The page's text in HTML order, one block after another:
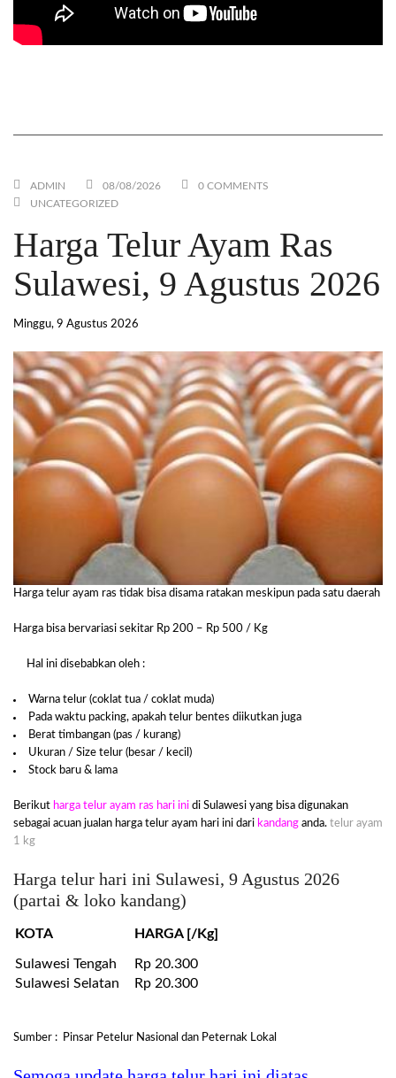
ADMIN 08/08/2026
0 COMMENTS
UNCATEGORIZED
Harga Telur Ayam Ras
Sulawesi, 9 Agustus 2026
Minggu, 9 Agustus 2026
Harga telur ayam ras tidak bisa disama ratakan meskipun pada satu daerah
Harga bisa bervariasi sekitar Rp 200 – Rp 500 / Kg
Hal ini disebabkan oleh :
Warna telur (coklat tua / coklat muda)
Pada waktu packing, apakah telur bentes diikutkan juga
Berat timbangan (pas / kurang)
Ukuran / Size telur (besar / kecil)
Stock baru & lama
Berikut harga telur ayam ras hari ini di Sulawesi yang bisa digunakan
sebagai acuan jualan harga telur ayam hari ini dari kandang anda. telur ayam
1 kg
Harga telur hari ini Sulawesi, 9 Agustus 2026
(partai & loko kandang)
KOTA HARGA [/Kg]
Sulawesi Tengah
Rp 20.300
Sulawesi Selatan
Rp 20.300
Sumber : Pinsar Petelur Nasional dan Peternak Lokal